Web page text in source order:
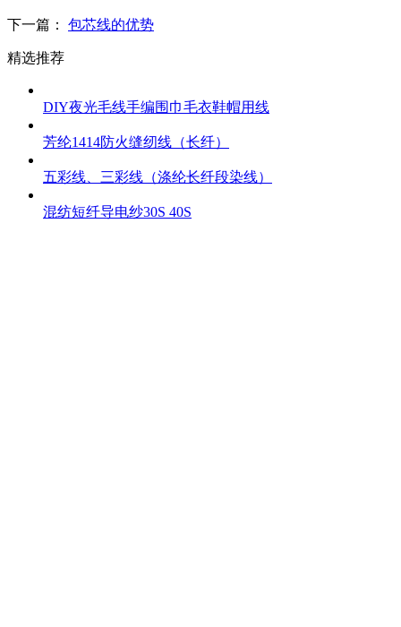
下一篇： 包芯线的优势
精选推荐
DIY夜光毛线手编围巾毛衣鞋帽用线
芳纶1414防火缝纫线（长纤）
五彩线、三彩线（涤纶长纤段染线）
混纺短纤导电纱30S 40S